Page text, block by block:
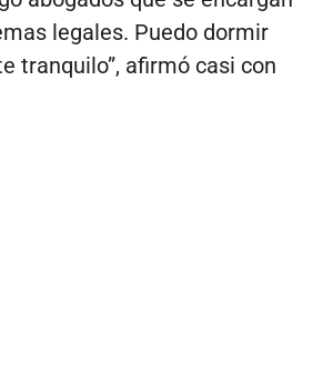
legales. Puedo dormir
tranquilo”, afirmó casi con